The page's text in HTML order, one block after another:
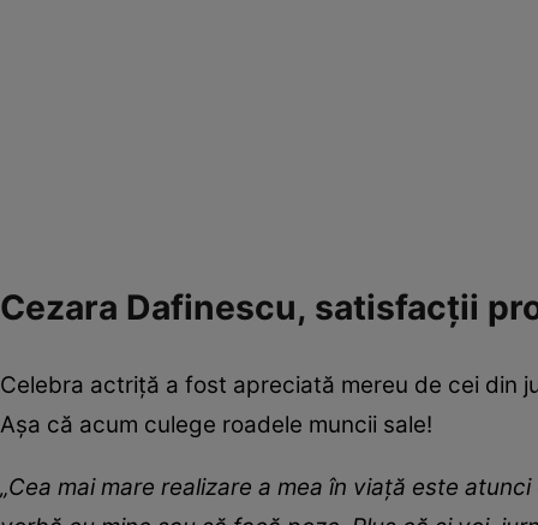
Cezara Dafinescu, satisfacții
Celebra actriță a fost apreciată mereu de cei din
Așa că acum culege roadele muncii sale!
„Cea mai mare realizare a mea în viață este